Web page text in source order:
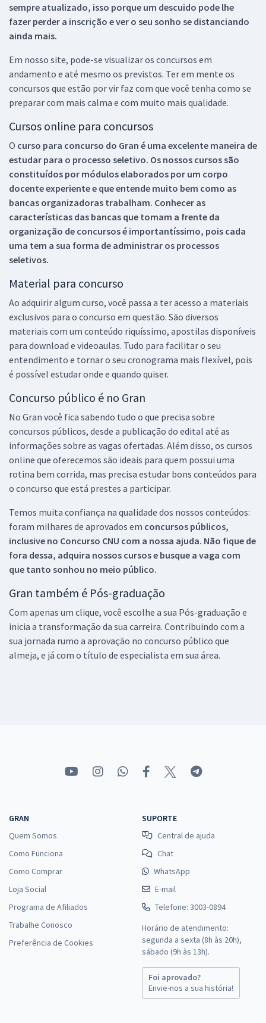
sempre atualizado, isso porque um descuido pode lhe
fazer perder a inscrição e ver o seu sonho se distanciando
ainda mais.
Em nosso site, pode-se visualizar os concursos em
andamento e até mesmo os previstos. Ter em mente os
concursos que estão por vir faz com que você tenha como se
preparar com mais calma e com muito mais qualidade.
Cursos online para concursos
O curso para concurso do Gran é uma excelente maneira de
estudar para o processo seletivo. Os nossos cursos são
constituídos por módulos elaborados por um corpo
docente experiente e que entende muito bem como as
bancas organizadoras trabalham. Conhecer as
características das bancas que tomam a frente da
organização de concursos é importantíssimo, pois cada
uma tem a sua forma de administrar os processos
seletivos.
Material para concurso
Ao adquirir algum curso, você passa a ter acesso a materiais
exclusivos para o concurso em questão. São diversos
materiais com um conteúdo riquíssimo, apostilas disponíveis
para download e videoaulas. Tudo para facilitar o seu
entendimento e tornar o seu cronograma mais flexível, pois
é possível estudar onde e quando quiser.
Concurso público é no Gran
No Gran você fica sabendo tudo o que precisa sobre
concursos públicos, desde a publicação do edital até as
informações sobre as vagas ofertadas. Além disso, os cursos
online que oferecemos são ideais para quem possui uma
rotina bem corrida, mas precisa estudar bons conteúdos para
o concurso que está prestes a participar.
Temos muita confiança na qualidade dos nossos conteúdos:
foram milhares de aprovados em concursos públicos,
inclusive no Concurso CNU com a nossa ajuda. Não fique de
fora dessa, adquira nossos cursos e busque a vaga com
que tanto sonhou no meio público.
Gran também é Pós-graduação
Com apenas um clique, você escolhe a sua Pós-graduação e
inicia a transformação da sua carreira. Contribuindo com a
sua jornada rumo a aprovação no concurso público que
almeja, e já com o título de especialista em sua área.
GRAN
Quem Somos
Como Funciona
Como Comprar
Loja Social
Programa de Afiliados
Trabalhe Conosco
Preferência de Cookies
SUPORTE
Central de ajuda
Chat
WhatsApp
E-mail
Telefone: 3003-0894
Horário de atendimento:
segunda a sexta (8h às 20h),
sábado (9h às 13h).
Foi aprovado?
Envie-nos a sua história!